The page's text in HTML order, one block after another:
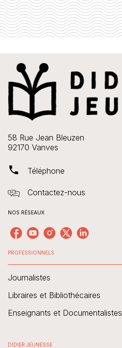
58 Rue Jean Bleuzen
92170 Vanves
phone Téléphone
Contactez-nous
NOS RÉSEAUX
PROFESSIONNELS
Journalistes
Libraires et Bibliothécaires
Enseignants et Documentalistes
DIDIER JEUNESSE